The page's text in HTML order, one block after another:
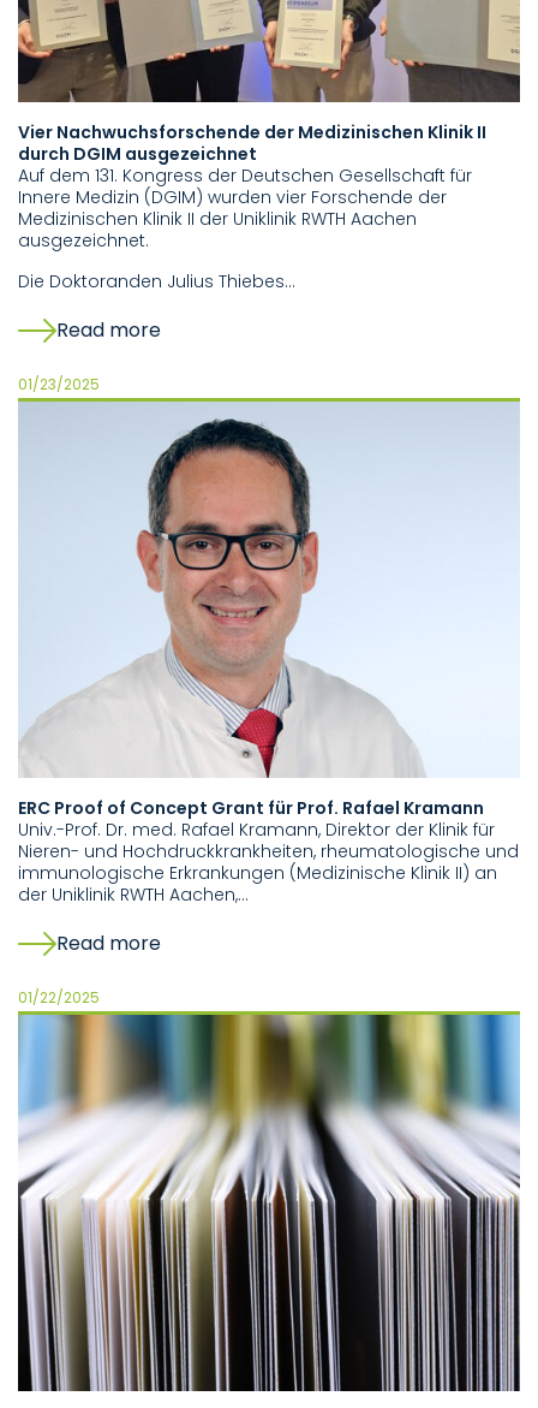
Vier Nachwuchsforschende der Medizinischen Klinik II
durch DGIM ausgezeichnet
Auf dem 131. Kongress der Deutschen Gesellschaft für
Innere Medizin (DGIM) wurden vier Forschende der
Medizinischen Klinik II der Uniklinik RWTH Aachen
ausgezeichnet.
Die Doktoranden Julius Thiebes…
Read more
01/23/2025
ERC Proof of Concept Grant für Prof. Rafael Kramann
Univ.-Prof. Dr. med. Rafael Kramann, Direktor der Klinik für
Nieren- und Hochdruckkrankheiten, rheumatologische und
immunologische Erkrankungen (Medizinische Klinik II) an
der Uniklinik RWTH Aachen,…
Read more
01/22/2025